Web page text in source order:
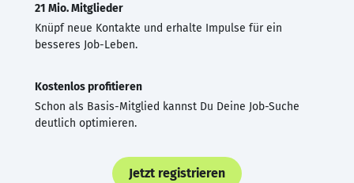
21 Mio. Mitglieder
Knüpf neue Kontakte und erhalte Impulse für ein
besseres Job-Leben.
Kostenlos profitieren
Schon als Basis-Mitglied kannst Du Deine Job-Suche
deutlich optimieren.
Jetzt registrieren